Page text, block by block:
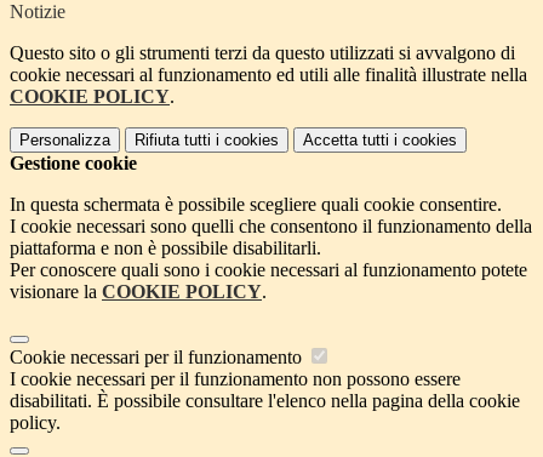
Notizie
Questo sito o gli strumenti terzi da questo utilizzati si avvalgono di
cookie necessari al funzionamento ed utili alle finalità illustrate nella
COOKIE POLICY.
Personalizza Rifiuta tutti i cookies Accetta tutti i cookies
Gestione cookie
In questa schermata è possibile scegliere quali cookie consentire.
I cookie necessari sono quelli che consentono il funzionamento della
piattaforma e non è possibile disabilitarli.
Per conoscere quali sono i cookie necessari al funzionamento potete
visionare la COOKIE POLICY.
Cookie necessari per il funzionamento
I cookie necessari per il funzionamento non possono essere
disabilitati. È possibile consultare l'elenco nella pagina della cookie
policy.